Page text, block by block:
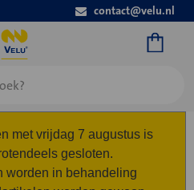
contact@velu.nl
met vrijdag 7 augustus is
gesloten.
worden in behandeling